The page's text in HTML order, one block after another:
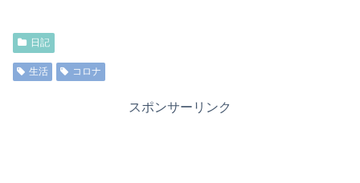
日記
生活 コロナ
スポンサーリンク